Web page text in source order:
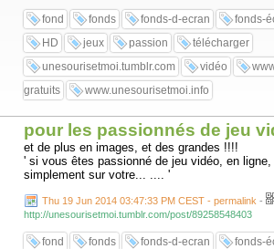
fond fonds fonds-d-ecran fonds-
HD
jeux passion
télécharger
unesourisetmoi.tumblr.com
vidéo
gratuits
www.unesourisetmoi.info
pour les passionnés de jeu
et de plus en images, et des grandes !!!!
' si vous êtes passionné de jeu vidéo, en
simplement sur votre... .... '
Thu 19 Jun 2014 03:47:33 PM CEST - permalink -
http://unesourisetmoi.tumblr.com/post/89258548403
fond fonds fonds-d-ecran fonds-